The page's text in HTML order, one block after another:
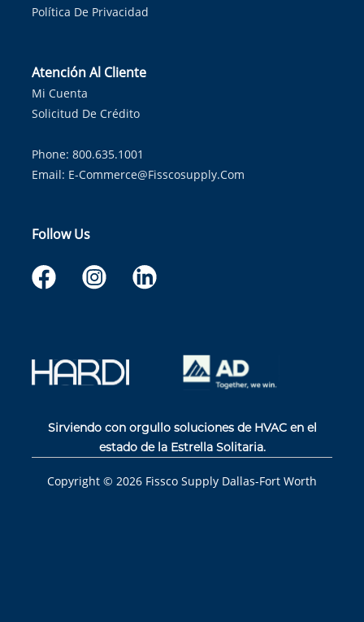
Política De Privacidad
Atención Al Cliente
Mi Cuenta
Solicitud De Crédito
Phone: 800.635.1001
Email: E-Commerce@fisscosupply.com
Follow Us
Sirviendo con orgullo soluciones de HVAC en el
estado de la Estrella Solitaria.
Copyright © 2026 Fissco Supply Dallas-Fort Worth